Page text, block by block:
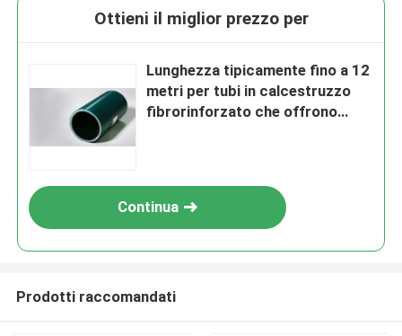
Ottieni il miglior prezzo per
Lunghezza tipicamente fino a 12
metri per tubi in calcestruzzo
fibrorinforzato che offrono
Continua
Prodotti raccomandati